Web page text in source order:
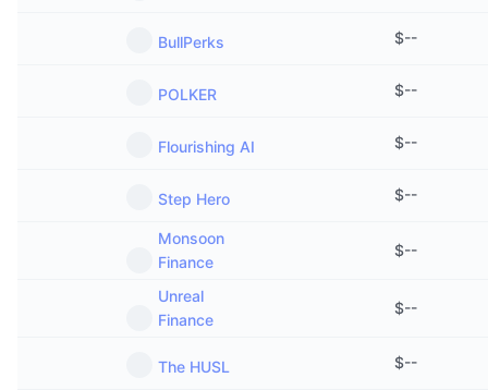
Statistici generale NFT
Vânzări viitoare
Prezentare generală
Rate de finanțare
Evenimentele Airdrop
Recompense sub formă de diamante
Învață și Câștigă
Calendar ICO
BullPerks $--
POLKER $--
Flourishing AI $--
Step Hero $--
Monsoon
Finance
$--
Unreal
Finance
$--
The HUSL $--